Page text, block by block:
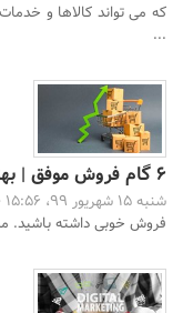
که می تواند کالاها و
...
6 گام فروش موفق | بهترین مشاور فروش در اصفهان
شنبه 15 شهریور 99، 15:56 -
فروش خوبی داشته باشید.